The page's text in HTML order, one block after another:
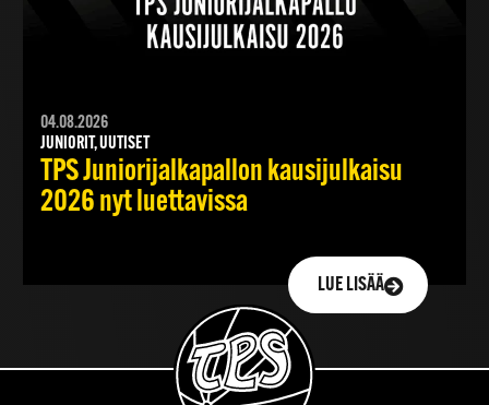
04.08.2026
JUNIORIT, UUTISET
TPS Juniorijalkapallon kausijulkaisu
2026 nyt luettavissa
LUE LISÄÄ